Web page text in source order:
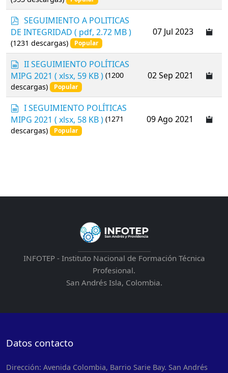
e
p
d
f
SEGUIMIENTO A POLITICAS
DE INTEGRIDAD ( pdf, 2.72 MB )
(1231 descargas) Popular
07 Jul 2023
s
p
r
e
a
d
s
h
II SEGUIMIENTO POLÍTICAS
MIPG 2021 ( xlsx, 59 KB ) (1200
descargas)
Popular
02 Sep 2021
s
p
r
e
e
I SEGUIMIENTO POLÍTICAS
MIPG 2021 ( xlsx, 58 KB ) (1271
descargas)
Popular
09 Ago 2021
INFOTEP - Instituto Nacional de Formación Técnica
Profesional.
San Andrés Isla, Colombia.
Datos contacto
Dirección: Avenida Colombia, Barrio Sarie Bay. San Andrés